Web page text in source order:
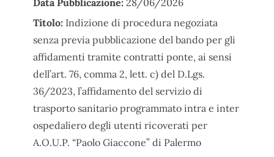
Titolo: Indizione di procedura negoziata
senza previa pubblicazione del bando per gli
affidamenti tramite contratti ponte, ai sensi
dell’art. 76, comma 2, lett. c) del D.Lgs.
36/2023, l’affidamento del servizio di
trasporto sanitario programmato intra e inter
ospedaliero degli utenti ricoverati per
A.O.U.P. “Paolo Giaccone” di Palermo